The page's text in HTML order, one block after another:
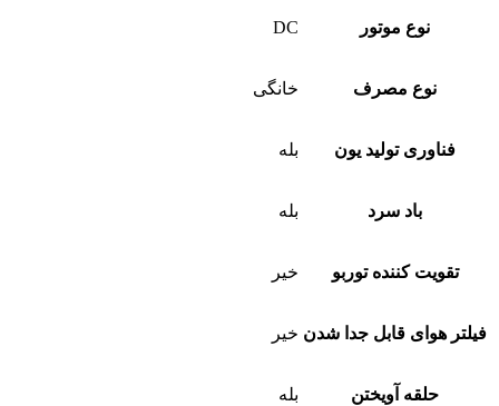
نوع موتور DC
نوع مصرف خانگی
فناوری تولید یون بله
باد سرد بله
تقویت کننده توربو خیر
فیلتر هوای قابل جدا شدن خیر
حلقه آویختن بله